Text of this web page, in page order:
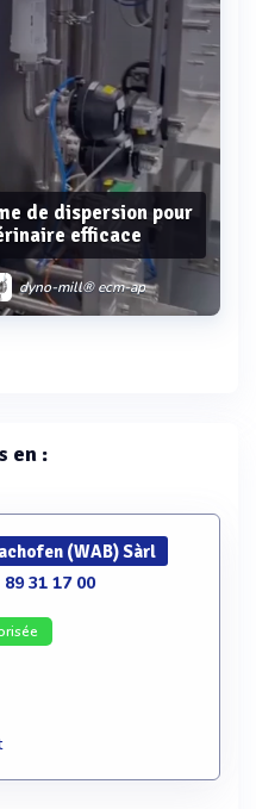
de dispersion pour
efficace
dyno-mill® ecm-ap
en :
(WAB) Sàrl
89 31 17 00